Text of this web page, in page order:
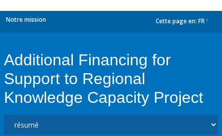
Notre mission Cette page en: FR
Additional Financing for
Support to Regional
Knowledge Capacity Project